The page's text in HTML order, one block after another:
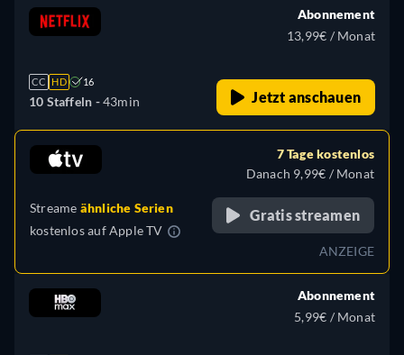
CC HD 16
10 Staffeln -43min
Abonnement
13,99€ / Monat
Jetzt anschauen
Streame ähnliche Serien
kostenlos aufApple TV
7 Tage kostenlos
Danach 9,99€ / Monat
Gratis streamen
ANZEIGE
Abonnement
5,99€ / Monat